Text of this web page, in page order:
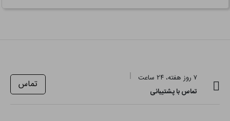
۷ روز هفته، ۲۴ ساعت
تماس با پشتیبانی
تماس